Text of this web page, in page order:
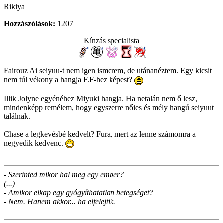
Rikiya
Hozzászólások: 1207
Kínzás specialista
Fairouz Ai seiyuu-t nem igen ismerem, de utánanéztem. Egy kicsit
nem túl vékony a hangja F.F-hez képest?
Illik Jolyne egyénéhez Miyuki hangja. Ha netalán nem ő lesz,
mindenképp remélem, hogy egyszerre nőies és mély hangú seiyuut
találnak.
Chase a legkevésbé kedvelt? Fura, mert az lenne számomra a
negyedik kedvenc.
- Szerinted mikor hal meg egy ember?
(...)
- Amikor elkap egy gyógyíthatatlan betegséget?
- Nem. Hanem akkor... ha elfelejtik.